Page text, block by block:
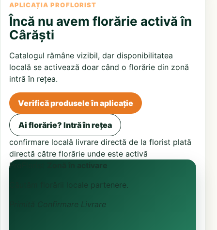
APLICAȚIA PROFLORIST
Încă nu avem florărie activă în
Cârăști
Catalogul rămâne vizibil, dar disponibilitatea
locală se activează doar când o florărie din zonă
intră în rețea.
Verifică produsele în aplicație
Ai florărie? Intră în rețea
confirmare locală livrare directă de la florist plată
directă către florărie unde este activă
ProFlorist
Zonă în activare
Căutăm florării locale partenere.
Confirmare Livrare